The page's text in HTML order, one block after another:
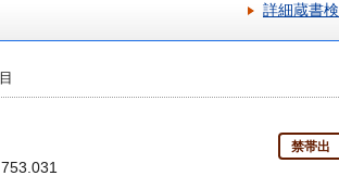
詳細蔵書
禁帯出